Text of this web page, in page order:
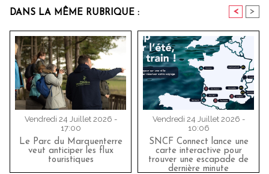
DANS LA MÊME RUBRIQUE : < >
Vendredi 24 Juillet 2026 -
17:00
Le Parc du Marquenterre
veut anticiper les flux
touristiques
Vendredi 24 Juillet 2026 -
10:06
SNCF Connect lance une
carte interactive pour
trouver une escapade de
dernière minute